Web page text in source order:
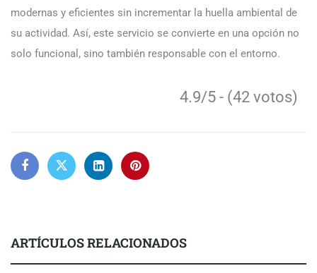
modernas y eficientes sin incrementar la huella ambiental de
su actividad. Así, este servicio se convierte en una opción no
solo funcional, sino también responsable con el entorno.
4.9/5 - (42 votos)
ARTÍCULOS RELACIONADOS